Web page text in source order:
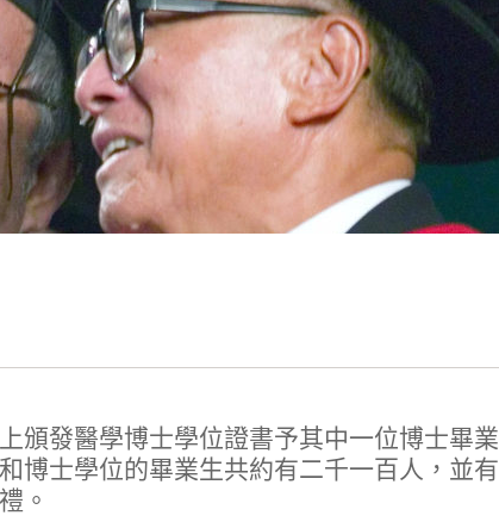
頒發醫學博士學位證書予其中一位博士畢業
博士學位的畢業生共約有二千一百人，並有
。